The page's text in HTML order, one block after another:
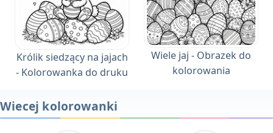
Królik siedzący na jajach
- Kolorowanka do druku
Wiele jaj - Obrazek do
kolorowania
Wiecej kolorowanki